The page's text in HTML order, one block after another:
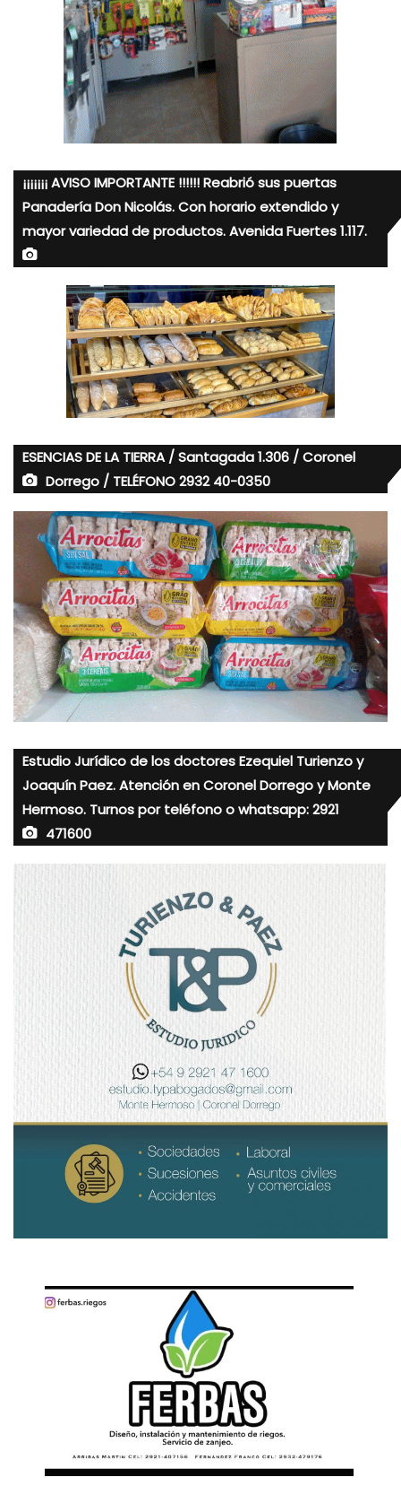
¡¡¡¡¡¡¡ AVISO IMPORTANTE !!!!!! Reabrió sus puertas
Panadería Don Nicolás. Con horario extendido y
mayor variedad de productos. Avenida Fuertes 1.117.
ESENCIAS DE LA TIERRA / Santagada 1.306 / Coronel
Dorrego / TELÉFONO 2932 40-0350
Estudio Jurídico de los doctores Ezequiel Turienzo y
Joaquín Paez. Atención en Coronel Dorrego y Monte
Hermoso. Turnos por teléfono o whatsapp: 2921
471600